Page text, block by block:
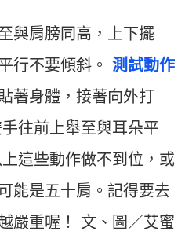
與肩膀同高，上下擺
行不要傾斜。 測試動作
著身體，接著向外打
往前上舉至與耳朵平
這些動作做不到位，或
能是五十肩。記得要去
嚴重喔！ 文、圖／艾蜜